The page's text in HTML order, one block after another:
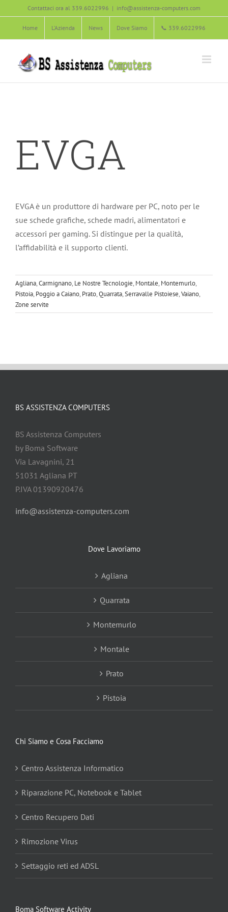
al
Contattaci ora al 339.6022996 | info@assistenza-computers.com
Home L’Azienda News Dove Siamo 📞 339.6022996
EVGA
EVGA è un produttore di hardware per PC, noto per le
sue schede grafiche, schede madri, alimentatori e
accessori per gaming. Si distingue per la qualità,
l’affidabilità e il supporto clienti.
Agliana,Carmignano, Le Nostre Tecnologie, Montale, Montemurlo,
Pistoia, Poggio a Caiano, Prato,Quarrata,Serravalle Pistoiese,Vaiano,
Zone servite
BS ASSISTENZA COMPUTERS
BS Assistenza Computers
by Boma Software
Via Lavagnini, 21
51031 Agliana PT
P.IVA 01390920476
info@assistenza-computers.com
Dove Lavoriamo
Agliana
Quarrata
Montemurlo
Montale
Prato
Pistoia
Chi Siamo e Cosa Facciamo
Centro Assistenza Informatico
Riparazione PC, Notebook e Tablet
Centro Recupero Dati
Rimozione Virus
Settaggio reti ed ADSL
Boma Software Activity